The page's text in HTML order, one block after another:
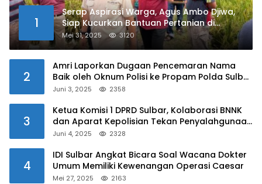
1
Serap Aspirasi Warga, Agus Ambo Djiwa,
Siap Kucurkan Bantuan Pertanian di
Kalukku
Mei 31, 2025 3120
2
Amri Laporkan Dugaan Pencemaran Nama
Baik oleh Oknum Polisi ke Propam Polda Sulbar
Juni 3, 2025 2358
3
Ketua Komisi 1 DPRD Sulbar, Kolaborasi BNNK
dan Aparat Kepolisian Tekan Penyalahgunaan
Juni 4, 2025 2328
4
IDI Sulbar Angkat Bicara Soal Wacana Dokter
Umum Memiliki Kewenangan Operasi Caesar
Mei 27, 2025 2163